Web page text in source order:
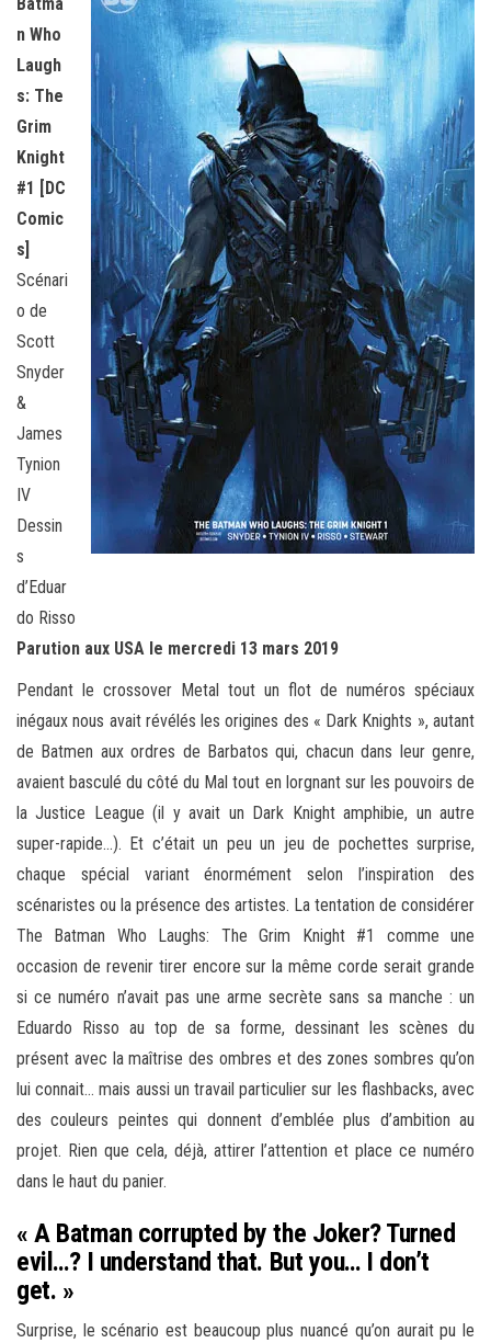
n Who
Laugh
s: The
Grim
Knight
#1 [DC
Comic
s]
Scénari
o de
Scott
Snyder
&
James
Tynion
IV
Dessin
s
d’Eduar
do Risso
Parution aux USA le mercredi 13 mars 2019
Pendant le crossover Metal tout un flot de numéros spéciaux
inégaux nous avait révélés les origines des « Dark Knights », autant
de Batmen aux ordres de Barbatos qui, chacun dans leur genre,
avaient basculé du côté du Mal tout en lorgnant sur les pouvoirs de
la Justice League (il y avait un Dark Knight amphibie, un autre
super-rapide…). Et c’était un peu un jeu de pochettes surprise,
chaque spécial variant énormément selon l’inspiration des
scénaristes ou la présence des artistes. La tentation de considérer
The Batman Who Laughs: The Grim Knight #1 comme une
occasion de revenir tirer encore sur la même corde serait grande
si ce numéro n’avait pas une arme secrète sans sa manche : un
Eduardo Risso au top de sa forme, dessinant les scènes du
présent avec la maîtrise des ombres et des zones sombres qu’on
lui connait… mais aussi un travail particulier sur les flashbacks, avec
des couleurs peintes qui donnent d’emblée plus d’ambition au
projet. Rien que cela, déjà, attirer l’attention et place ce numéro
dans le haut du panier.
« A Batman corrupted by the Joker? Turned
evil…? I understand that. But you… I don’t
get. »
Surprise, le scénario est beaucoup plus nuancé qu’on aurait pu le